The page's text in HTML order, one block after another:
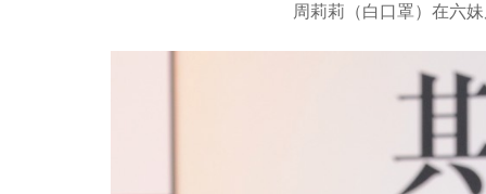
周莉莉（白口罩）在六